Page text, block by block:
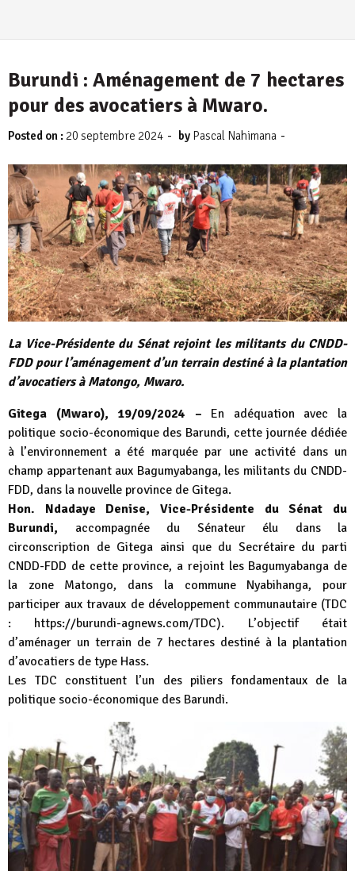
Burundi : Aménagement de 7 hectares
pour des avocatiers à Mwaro.
Posted on : 20 septembre 2024 - by Pascal Nahimana -
La Vice-Présidente du Sénat rejoint les militants du CNDD-
FDD pour l’aménagement d’un terrain destiné à la plantation
d’avocatiers à Matongo, Mwaro.
Gitega (Mwaro), 19/09/2024 – En adéquation avec la
politique socio-économique des Barundi, cette journée dédiée
à l’environnement a été marquée par une activité dans un
champ appartenant aux Bagumyabanga, les militants du CNDD-
FDD, dans la nouvelle province de Gitega.
Hon. Ndadaye Denise, Vice-Présidente du Sénat du
Burundi, accompagnée du Sénateur élu dans la
circonscription de Gitega ainsi que du Secrétaire du parti
CNDD-FDD de cette province, a rejoint les Bagumyabanga de
la zone Matongo, dans la commune Nyabihanga, pour
participer aux travaux de développement communautaire (TDC
: https://burundi-agnews.com/TDC). L’objectif était
d’aménager un terrain de 7 hectares destiné à la plantation
d’avocatiers de type Hass.
Les TDC constituent l’un des piliers fondamentaux de la
politique socio-économique des Barundi.